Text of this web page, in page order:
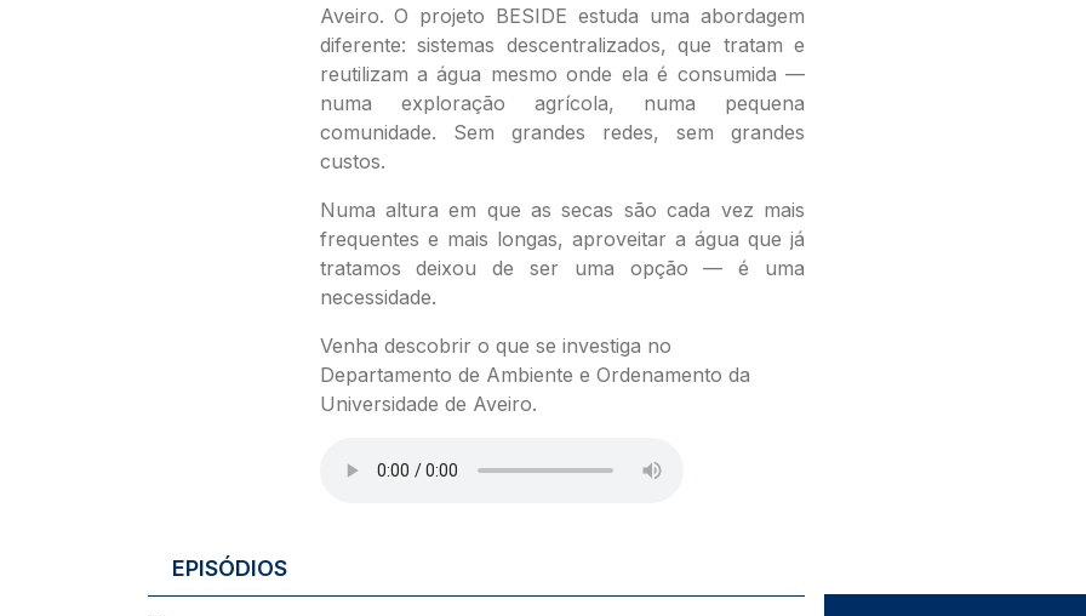
Aveiro. O projeto BESIDE estuda uma abordagem
diferente: sistemas descentralizados, que tratam e
reutilizam a água mesmo onde ela é consumida —
numa exploração agrícola, numa pequena
comunidade. Sem grandes redes, sem grandes
custos.
Numa altura em que as secas são cada vez mais
frequentes e mais longas, aproveitar a água que já
tratamos deixou de ser uma opção — é uma
necessidade.
Venha descobrir o que se investiga no
Departamento de Ambiente e Ordenamento da
Universidade de Aveiro.
EPISÓDIOS